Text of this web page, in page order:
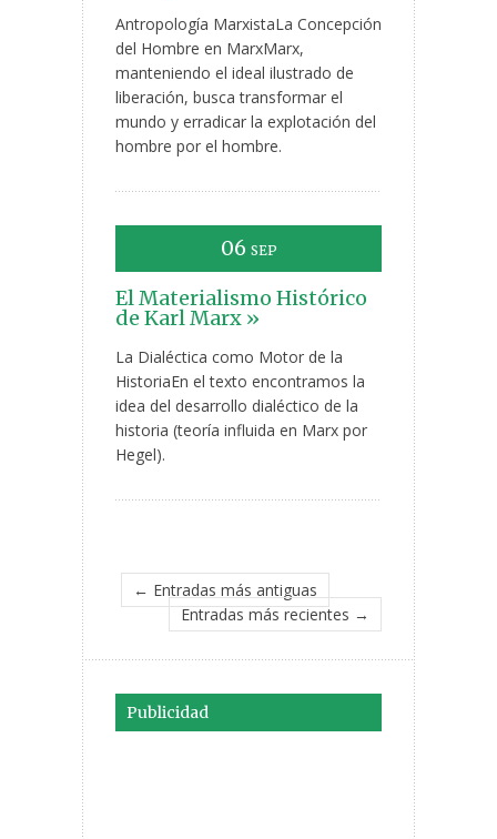
Antropología MarxistaLa Concepción
del Hombre en MarxMarx,
manteniendo el ideal ilustrado de
liberación, busca transformar el
mundo y erradicar la explotación del
hombre por el hombre.
06 SEP
El Materialismo Histórico
de Karl Marx »
La Dialéctica como Motor de la
HistoriaEn el texto encontramos la
idea del desarrollo dialéctico de la
historia (teoría influida en Marx por
Hegel).
← Entradas más antiguas
Entradas más recientes →
Publicidad